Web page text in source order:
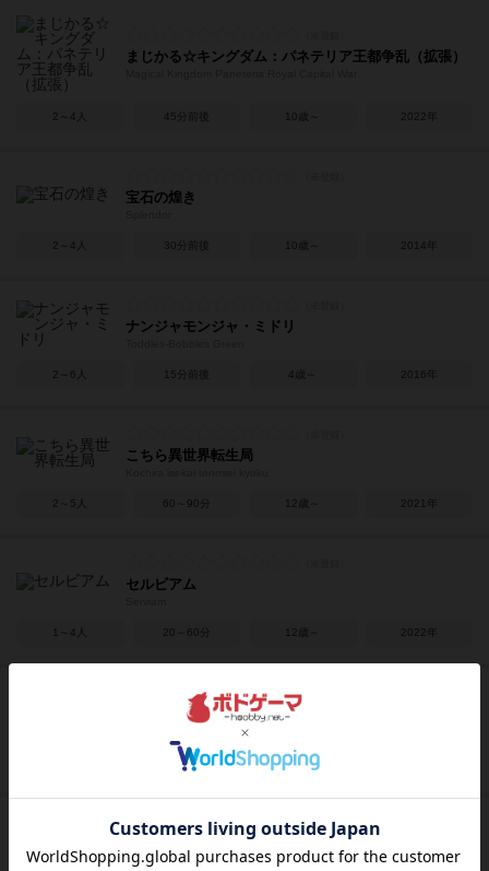
まじかる☆キングダム：パネテリア王都争乱（拡張）
2～4人 45分前後 10歳～ 2022年
宝石の煌き
2～4人 30分前後 10歳～ 2014年
ナンジャモンジャ・ミドリ
2～6人 15分前後 4歳～ 2016年
こちら異世界転生局
2～5人 60～90分 12歳～ 2021年
セルビアム
1～4人 20～60分 12歳～ 2022年
ガンナガン
15～30分 12歳～
Nine Tiles